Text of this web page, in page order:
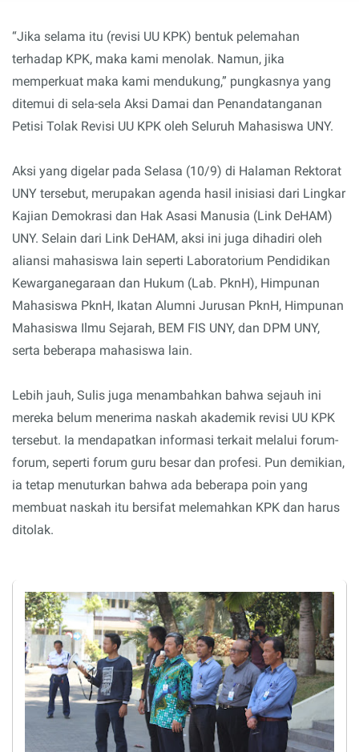
“Jika selama itu (revisi UU KPK) bentuk pelemahan
terhadap KPK, maka kami menolak. Namun, jika
memperkuat maka kami mendukung,” pungkasnya yang
ditemui di sela-sela Aksi Damai dan Penandatanganan
Petisi Tolak Revisi UU KPK oleh Seluruh Mahasiswa UNY.
Aksi yang digelar pada Selasa (10/9) di Halaman Rektorat
UNY tersebut, merupakan agenda hasil inisiasi dari Lingkar
Kajian Demokrasi dan Hak Asasi Manusia (Link DeHAM)
UNY. Selain dari Link DeHAM, aksi ini juga dihadiri oleh
aliansi mahasiswa lain seperti Laboratorium Pendidikan
Kewarganegaraan dan Hukum (Lab. PknH), Himpunan
Mahasiswa PknH, Ikatan Alumni Jurusan PknH, Himpunan
Mahasiswa Ilmu Sejarah, BEM FIS UNY, dan DPM UNY,
serta beberapa mahasiswa lain.
Lebih jauh, Sulis juga menambahkan bahwa sejauh ini
mereka belum menerima naskah akademik revisi UU KPK
tersebut. Ia mendapatkan informasi terkait melalui forum-
forum, seperti forum guru besar dan profesi. Pun demikian,
ia tetap menuturkan bahwa ada beberapa poin yang
membuat naskah itu bersifat melemahkan KPK dan harus
ditolak.